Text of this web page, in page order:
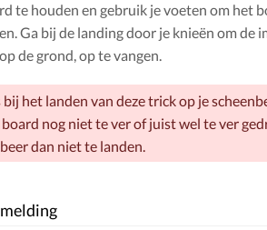
te houden en gebruik je voeten om het
Ga bij de landing door je knieën om de
de grond, op te vangen.
bij het landen van deze trick op je
nog niet te ver of juist wel te ver
dan niet te landen.